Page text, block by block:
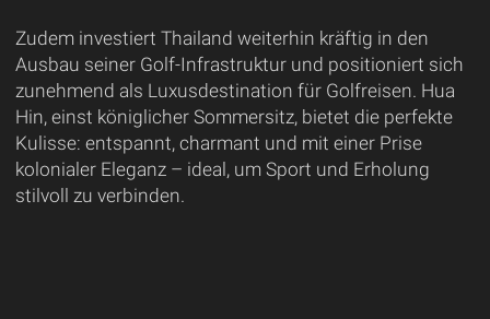
Zudem investiert Thailand weiterhin kräftig in den
Ausbau seiner Golf-Infrastruktur und positioniert sich
zunehmend als Luxusdestination für Golfreisen. Hua
Hin, einst königlicher Sommersitz, bietet die perfekte
Kulisse: entspannt, charmant und mit einer Prise
kolonialer Eleganz – ideal, um Sport und Erholung
stilvoll zu verbinden.